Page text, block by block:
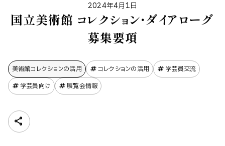
2024年4月1日
国立美術館 コレクション・ダイアローグ
募集要項
美術館コレクションの​活用 コレクションの活用
学芸員交流
学芸員向け
展覧会情報